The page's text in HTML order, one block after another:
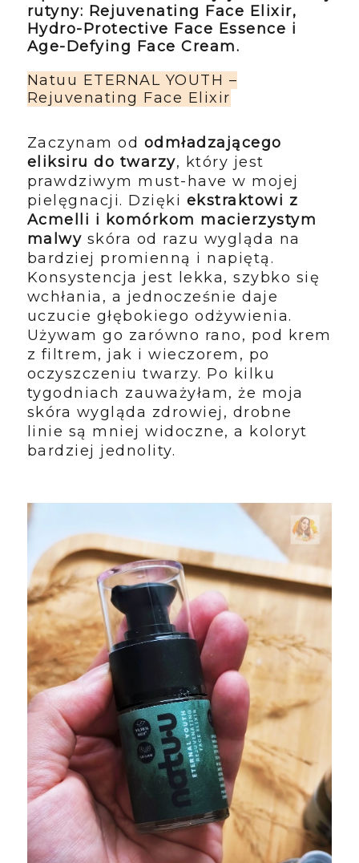
rutyny: Rejuvenating Face Elixir,
Hydro-Protective Face Essence i
Age-Defying Face Cream.
Natuu ETERNAL YOUTH –
Rejuvenating Face Elixir
Zaczynam od odmładzającego
eliksiru do twarzy, który jest
prawdziwym must-have w mojej
pielęgnacji. Dzięki ekstraktowi z
Acmelli i komórkom macierzystym
malwy skóra od razu wygląda na
bardziej promienną i napiętą.
Konsystencja jest lekka, szybko się
wchłania, a jednocześnie daje
uczucie głębokiego odżywienia.
Używam go zarówno rano, pod krem
z filtrem, jak i wieczorem, po
oczyszczeniu twarzy. Po kilku
tygodniach zauważyłam, że moja
skóra wygląda zdrowiej, drobne
linie są mniej widoczne, a koloryt
bardziej jednolity.